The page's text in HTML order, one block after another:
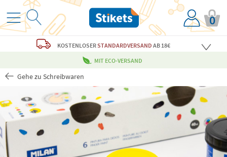
0
KOSTENLOSERSTANDARDVERSAND AB 18€
MIT ECO-VERSAND
Gehe zu Schreibwaren